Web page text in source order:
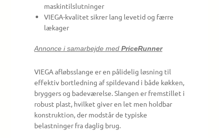
maskintilslutninger
VIEGA-kvalitet sikrer lang levetid og færre
lækager
Annonce i samarbejde med PriceRunner
VIEGA afløbsslange er en pålidelig løsning til
effektiv bortledning af spildevand i både køkken,
bryggers og badeværelse. Slangen er fremstillet i
robust plast, hvilket giver en let men holdbar
konstruktion, der modstår de typiske
belastninger fra daglig brug.